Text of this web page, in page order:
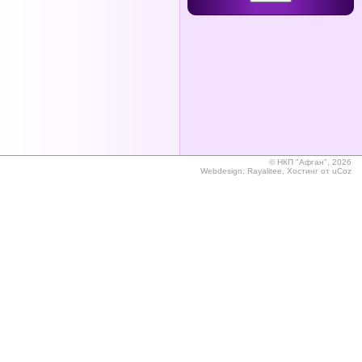
©НКП "Афган", 2026
Webdesign: Rayalitee Хостинг от uCoz